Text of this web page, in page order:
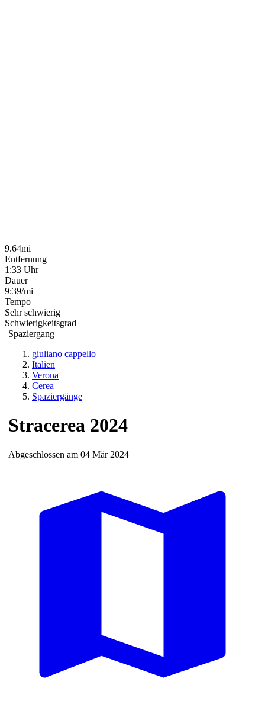
9.64mi
Entfernung
1:33 Uhr
Dauer
9:39/mi
Tempo
Sehr schwierig
Schwierigkeitsgrad
Spaziergang
giuliano cappello
Italien
Verona
Cerea
Spaziergänge
Stracerea 2024
Abgeschlossen am 04 Mär 2024